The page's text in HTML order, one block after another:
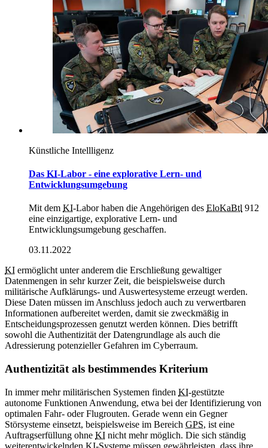
Künstliche Intellligenz
Das KI-Labor - eine explorative Lern- und
Entwicklungsumgebung
Mit dem KI-Labor haben die Angehörigen des EloKaBtl 912
eine einzigartige, explorative Lern- und
Entwicklungsumgebung geschaffen.
03.11.2022
KI ermöglicht unter anderem die Erschließung gewaltiger
Datenmengen in sehr kurzer Zeit, die beispielsweise durch
militärische Aufklärungs- und Auswertesysteme erzeugt werden.
Diese Daten müssen im Anschluss jedoch auch zu verwertbaren
Informationen aufbereitet werden, damit sie zweckmäßig in
Entscheidungsprozessen genutzt werden können. Dies betrifft
sowohl die Authentizität der Datengrundlage als auch die
Adressierung potenzieller Gefahren im Cyberraum.
Authentizität als bestimmendes Kriterium
In immer mehr militärischen Systemen finden KI-gestützte
autonome Funktionen Anwendung, etwa bei der Identifizierung von
optimalen Fahr- oder Flugrouten. Gerade wenn ein Gegner
Störsysteme einsetzt, beispielsweise im Bereich GPS, ist eine
Auftragserfüllung ohne KI nicht mehr möglich. Die sich ständig
weiterentwickelnden KI-Systeme müssen gewährleisten, dass ihre